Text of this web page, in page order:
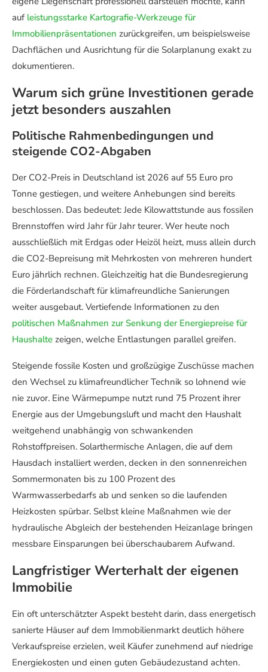
auf leistungsstarke Kartografie-Werkzeuge für
Immobilienpräsentationen zurückgreifen, um beispielsweise
Dachflächen und Ausrichtung für die Solarplanung exakt zu
dokumentieren.
Warum sich grüne Investitionen gerade
jetzt besonders auszahlen
Politische Rahmenbedingungen und
steigende CO2-Abgaben
Der CO2-Preis in Deutschland ist 2026 auf 55 Euro pro
Tonne gestiegen, und weitere Anhebungen sind bereits
beschlossen. Das bedeutet: Jede Kilowattstunde aus fossilen
Brennstoffen wird Jahr für Jahr teurer. Wer heute noch
ausschließlich mit Erdgas oder Heizöl heizt, muss allein durch
die CO2-Bepreisung mit Mehrkosten von mehreren hundert
Euro jährlich rechnen. Gleichzeitig hat die Bundesregierung
die Förderlandschaft für klimafreundliche Sanierungen
weiter ausgebaut. Vertiefende Informationen zu den
politischen Maßnahmen zur Senkung der Energiepreise für
Haushalte zeigen, welche Entlastungen parallel greifen.
Steigende fossile Kosten und großzügige Zuschüsse machen
den Wechsel zu klimafreundlicher Technik so lohnend wie
nie zuvor. Eine Wärmepumpe nutzt rund 75 Prozent ihrer
Energie aus der Umgebungsluft und macht den Haushalt
weitgehend unabhängig von schwankenden
Rohstoffpreisen. Solarthermische Anlagen, die auf dem
Hausdach installiert werden, decken in den sonnenreichen
Sommermonaten bis zu 100 Prozent des
Warmwasserbedarfs ab und senken so die laufenden
Heizkosten spürbar. Selbst kleine Maßnahmen wie der
hydraulische Abgleich der bestehenden Heizanlage bringen
messbare Einsparungen bei überschaubarem Aufwand.
Langfristiger Werterhalt der eigenen
Immobilie
Ein oft unterschätzter Aspekt besteht darin, dass energetisch
sanierte Häuser auf dem Immobilienmarkt deutlich höhere
Verkaufspreise erzielen, weil Käufer zunehmend auf niedrige
Energiekosten und einen guten Gebäudezustand achten.